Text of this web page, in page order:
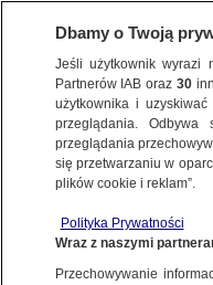
NAJNOWSZE
"Brakowało
że nikomu nic się
Dbamy o Twoją
Jeśli użytkownik
Partnerów IAB oraz30
użytkownika i
przeglądania.
przeglądania
się przetwarzaniu w
plików cookie i reklam”.
Polityka Prywatności
Wraz z naszymi
Przechowywanie